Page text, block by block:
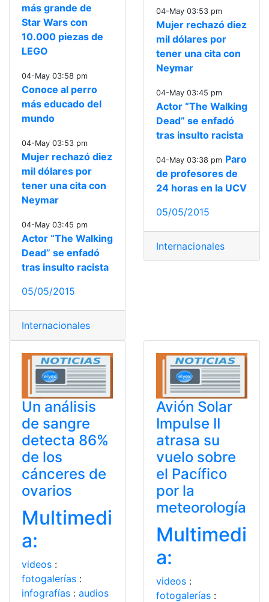
más grande de
Star Wars con
10.000 piezas de
LEGO
04-May 03:58 pm
Conoce al perro
más educado del
mundo
04-May 03:53 pm
Mujer rechazó diez
mil dólares por
tener una cita con
Neymar
04-May 03:45 pm
Actor “The Walking
Dead” se enfadó
tras insulto racista
05/05/2015
Internacionales
04-May 03:53 pm
Mujer rechazó diez
mil dólares por
tener una cita con
Neymar
04-May 03:45 pm
Actor “The Walking
Dead” se enfadó
tras insulto racista
04-May 03:38 pm Paro
de profesores de
24 horas en la UCV
05/05/2015
Internacionales
Un análisis
de sangre
detecta 86%
de los
cánceres de
ovarios
Multimedi
a:
videos :
fotogalerías :
infografías : audios
Avión Solar
Impulse II
atrasa su
vuelo sobre
el Pacífico
por la
meteorología
Multimedi
a:
videos :
fotogalerías :